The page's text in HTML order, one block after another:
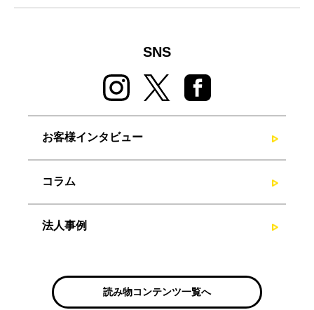
SNS
お客様インタビュー
コラム
法人事例
読み物コンテンツ一覧へ